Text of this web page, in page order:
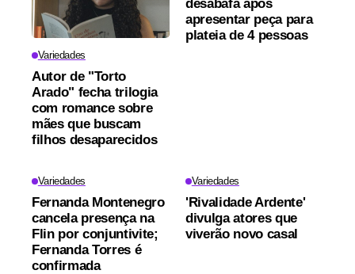
Variedades
Autor de "Torto
Arado" fecha trilogia
com romance sobre
mães que buscam
filhos desaparecidos
desabafa após
apresentar peça para
plateia de 4 pessoas
Variedades
Fernanda Montenegro
cancela presença na
Flin por conjuntivite;
Fernanda Torres é
confirmada
Variedades
'Rivalidade Ardente'
divulga atores que
viverão novo casal